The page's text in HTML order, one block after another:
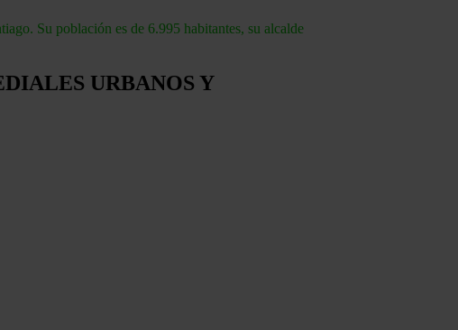
Su población es de 6.995 habitantes, su alcalde
URBANOS Y